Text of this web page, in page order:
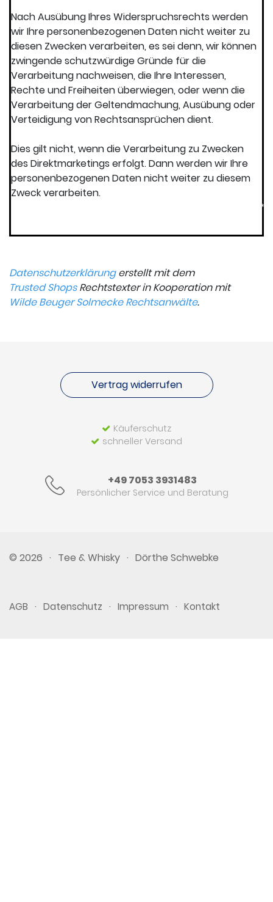
Nach Ausübung Ihres Widerspruchsrechts werden
wir Ihre personenbezogenen Daten nicht weiter zu
diesen Zwecken verarbeiten, es sei denn, wir können
zwingende schutzwürdige Gründe für die
Verarbeitung nachweisen, die Ihre Interessen,
Rechte und Freiheiten überwiegen, oder wenn die
Verarbeitung der Geltendmachung, Ausübung oder
Verteidigung von Rechtsansprüchen dient.
Dies gilt nicht, wenn die Verarbeitung zu Zwecken
des Direktmarketings erfolgt. Dann werden wir Ihre
personenbezogenen Daten nicht weiter zu diesem
Zweck verarbeiten.
Datenschutzerklärungerstellt mit dem
Trusted ShopsRechtstexter in Kooperation mit
Wilde Beuger Solmecke Rechtsanwälte.
Vertrag widerrufen
Käuferschutz
schneller Versand
+49 7053 3931483
Persönlicher Service und Beratung
© 2026 · Tee & Whisky · Dörthe Schwebke
AGB · Datenschutz · Impressum · Kontakt